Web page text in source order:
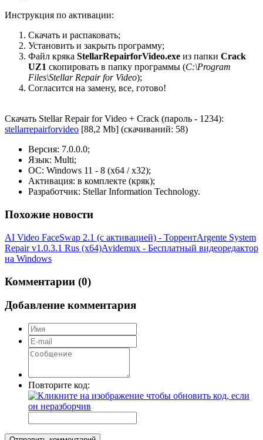
Инструкция по активации:
Скачать и распаковать;
Установить и закрыть программу;
Файл кряка StellarRepairforVideo.exe из папки Crack
UZ1 скопировать в папку программы (C:\Program
Files\Stellar Repair for Video);
Согласится на замену, все, готово!
Скачать Stellar Repair for Video + Crack (пароль - 1234):
stellarrepairforvideo [88,2 Mb] (cкачиваний: 58)
Версия: 7.0.0.0;
Язык: Multi;
ОС: Windows 11 - 8 (x64 / x32);
Активация: в комплекте (кряк);
Разработчик: Stellar Information Technology.
Похожие новости
AI Video FaceSwap 2.1 (с активацией) - ТоррентArgente System
Repair v1.0.3.1 Rus (x64)Avidemux - Бесплатный видеоредактор
на Windows
Комментарии (0)
Добавление комментария
Повторите код: